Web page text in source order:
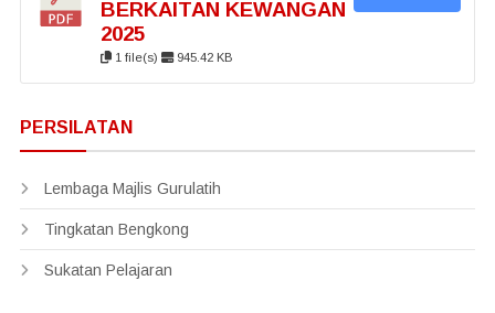
BERKAITAN KEWANGAN
2025
1 file(s) 945.42 KB
PERSILATAN
Lembaga Majlis Gurulatih
Tingkatan Bengkong
Sukatan Pelajaran